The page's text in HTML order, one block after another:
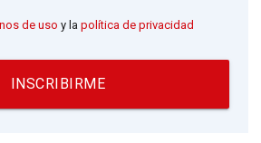
de uso y lapolítica de privacidad
INSCRIBIRME